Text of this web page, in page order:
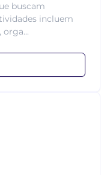
buscam
incluem
orga...